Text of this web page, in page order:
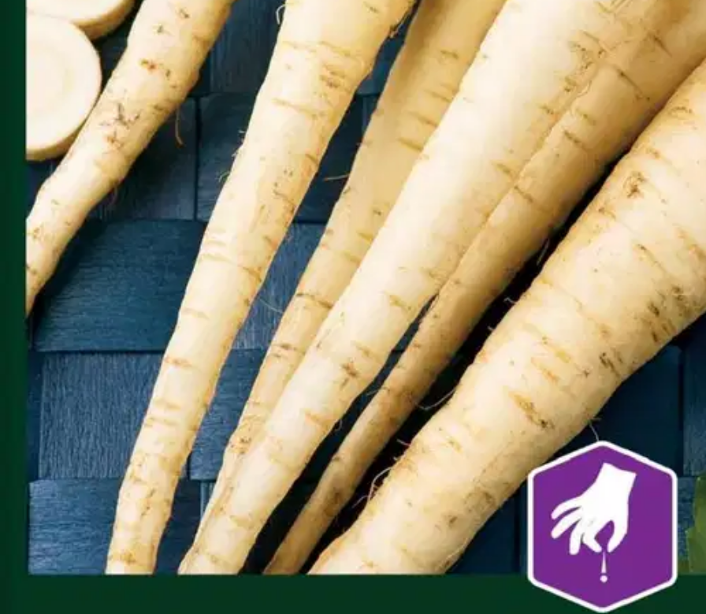
Helppohoitoinen ja monikäyttöinen juures. Juuriosa on pitkä, terävä, sileä ja valkoinen. Juuren kasvu ajoittuu pääosin myöhäiskesään.
hyvin myös salaatteihin ja pataruokiin. Säilyy hyvin varastossa.
Ominaisuudet
Oletko tyytyväinen tuotetietoihin?
Ovatko tuotetiedot riittävät? Jos tuotetiedoissa on puutteita tai niitä voisi muuten parantaa, anna palautetta.
Anna palautetta,Avautuu uuteen välilehteen
Verkkokauppa
Ohjeet
Ensitilaajan pikaopas
Myymälänouto
Palautukset
Reklamaatio
Takuu ja huolto
Toimitustavat
Maksutavat
Asennuspalvelut
Tilaus- ja toimitusehdot
Käyttöehdot
Tietosuojakäytäntö
Saavutettavuus
Vastuullisuus
Sivukartta
Mitä pidät Prisma.fi-verkkokaupasta?